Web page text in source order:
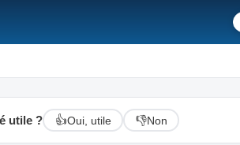
utile ? 👍Oui, utile 👎Non